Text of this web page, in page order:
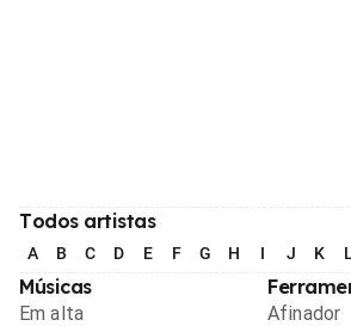
Todos artistas
A B C D E F G H I J K L
Músicas
Em alta
Afinador